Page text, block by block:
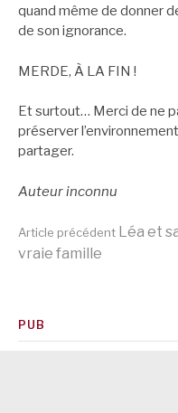
quand même de donner
de son ignorance.
MERDE, À LA FIN !
Et surtout… Merci de ne
préserver
partager.
Auteur inconnu
Lire
la
Article précédent Léa et
vraie famille
PUB